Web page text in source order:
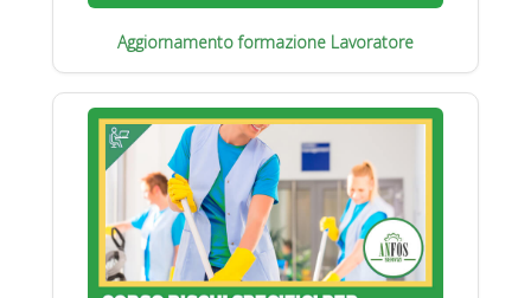
Aggiornamento formazione Lavoratore